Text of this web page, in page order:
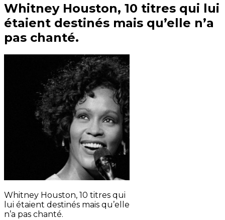
Whitney Houston, 10 titres qui lui
étaient destinés mais qu’elle n’a
pas chanté.
Whitney Houston, 10 titres qui
lui étaient destinés mais qu’elle
n’a pas chanté.